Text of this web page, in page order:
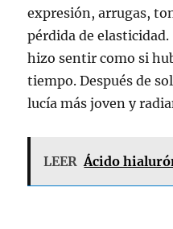
expresión, arrugas,
pérdida de
hizo sentir como si
tiempo. Después de
lucía más joven y
LEER Ácido